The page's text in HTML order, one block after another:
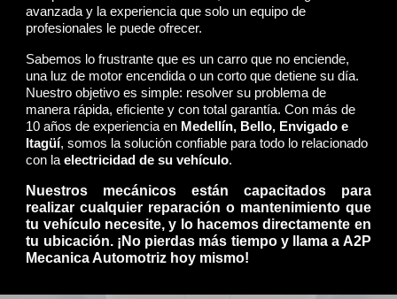
avanzada y la experiencia que solo un equipo de
profesionales le puede ofrecer.
Sabemos lo frustrante que es un carro que no enciende,
una luz de motor encendida o un corto que detiene su día.
Nuestro objetivo es simple: resolver su problema de
manera rápida, eficiente y con total garantía. Con más de
10 años de experiencia en Medellín, Bello, Envigado e
Itagüí, somos la solución confiable para todo lo relacionado
con laelectricidad de su vehículo.
Nuestros mecánicos están capacitados para
realizar cualquier reparación o mantenimiento que
tu vehículo necesite, y lo hacemos directamente en
tu ubicación. ¡No pierdas más tiempo y llama a A2P
Mecanica Automotriz hoy mismo!